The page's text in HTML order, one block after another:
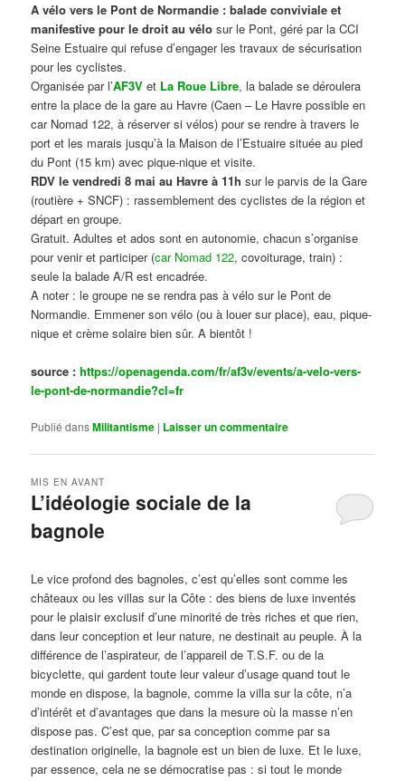
A vélo vers le Pont de Normandie : balade conviviale et
manifestive pour le droit au vélo sur le Pont, géré par la CCI
Seine Estuaire qui refuse d’engager les travaux de sécurisation
pour les cyclistes.
Organisée par l’AF3V et La Roue Libre, la balade se déroulera
entre la place de la gare au Havre (Caen – Le Havre possible en
car Nomad 122, à réserver si vélos) pour se rendre à travers le
port et les marais jusqu’à la Maison de l’Estuaire située au pied
du Pont (15 km) avec pique-nique et visite.
RDV le vendredi 8 mai au Havre à 11h sur le parvis de la Gare
(routière + SNCF) : rassemblement des cyclistes de la région et
départ en groupe.
Gratuit. Adultes et ados sont en autonomie, chacun s’organise
pour venir et participer (car Nomad 122, covoiturage, train) :
seule la balade A/R est encadrée.
A noter : le groupe ne se rendra pas à vélo sur le Pont de
Normandie. Emmener son vélo (ou à louer sur place), eau, pique-
nique et crème solaire bien sûr. A bientôt !
source :https://openagenda.com/fr/af3v/events/a-velo-vers-
le-pont-de-normandie?cl=fr
Publié dansMilitantisme | Laisser un commentaire
L’idéologie sociale de la
bagnole
MIS EN AVANT
Le vice profond des bagnoles, c’est qu’elles sont comme les
châteaux ou les villas sur la Côte : des biens de luxe inventés
pour le plaisir exclusif d’une minorité de très riches et que rien,
dans leur conception et leur nature, ne destinait au peuple. À la
différence de l’aspirateur, de l’appareil de T.S.F. ou de la
bicyclette, qui gardent toute leur valeur d’usage quand tout le
monde en dispose, la bagnole, comme la villa sur la côte, n’a
d’intérêt et d’avantages que dans la mesure où la masse n’en
dispose pas. C’est que, par sa conception comme par sa
destination originelle, la bagnole est un bien de luxe. Et le luxe,
par essence, cela ne se démocratise pas : si tout le monde